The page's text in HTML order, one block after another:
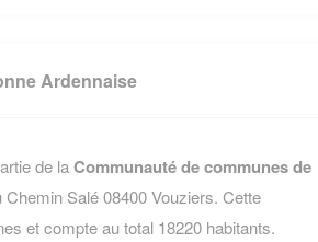
Ardennaise
de laCommunauté de communes de
Chemin Salé 08400 Vouziers. Cette
et compte au total 18220 habitants.